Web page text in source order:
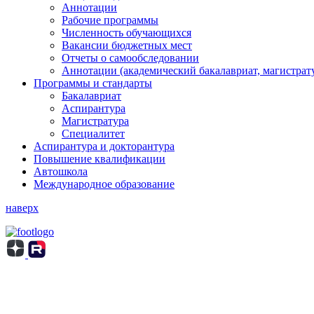
Аннотации
Рабочие программы
Численность обучающихся
Вакансии бюджетных мест
Отчеты о самообследовании
Аннотации (академический бакалавриат,
Программы и стандарты
Бакалавриат
Аспирантура
Магистратура
Специалитет
Аспирантура и докторантура
Повышение квалификации
Автошкола
Международное образование
наверх